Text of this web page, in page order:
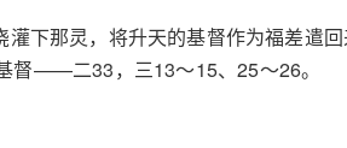
灌下那灵，将升天的基督作为福差遣
督——二33，三13～15、25～26。